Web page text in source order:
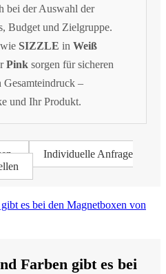
bei der Auswahl der
Budget und Zielgruppe.
wieSIZZLE inWeiß
Pink sorgen für sicheren
–
und Ihr Produkt.
Individuelle Anfrage
es bei den Magnetboxen von
Farben gibt es bei